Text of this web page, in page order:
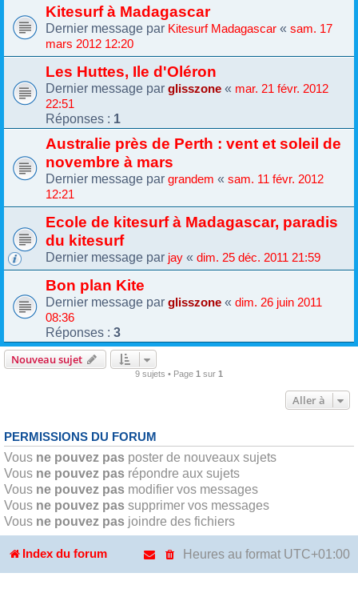
Kitesurf à Madagascar
Dernier message par Kitesurf Madagascar « sam. 17
mars 2012 12:20
Les Huttes, Ile d'Oléron
Dernier message par glisszone « mar. 21 févr. 2012
22:51
Réponses : 1
Australie près de Perth : vent et soleil de
novembre à mars
Dernier message par grandem « sam. 11 févr. 2012
12:21
Ecole de kitesurf à Madagascar, paradis
du kitesurf
Dernier message par jay « dim. 25 déc. 2011 21:59
Bon plan Kite
Dernier message par glisszone « dim. 26 juin 2011
08:36
Réponses : 3
Nouveau sujet
9 sujets • Page 1 sur 1
Aller à
PERMISSIONS DU FORUM
Vous ne pouvez pas poster de nouveaux sujets
Vous ne pouvez pas répondre aux sujets
Vous ne pouvez pas modifier vos messages
Vous ne pouvez pas supprimer vos messages
Vous ne pouvez pas joindre des fichiers
Index du forum Heures au format UTC+01:00